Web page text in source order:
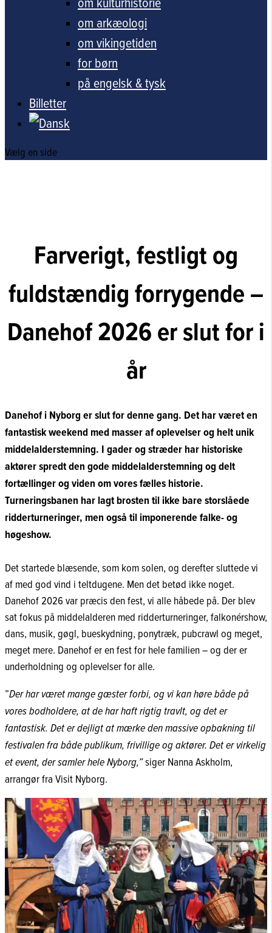
om arkæologi
om vikingetiden
for børn
på engelsk & tysk
Billetter
Vælg en side
Farverigt, festligt og
fuldstændig forrygende –
Danehof 2026 er slut for i
år
Danehof i Nyborg er slut for denne gang. Det har været en
fantastisk weekend med masser af oplevelser og helt unik
middelalderstemning. I gader og stræder har historiske
aktører spredt den gode middelalderstemning og delt
fortællinger og viden om vores fælles historie.
Turneringsbanen har lagt brosten til ikke bare storslåede
ridderturneringer, men også til imponerende falke- og
høgeshow.
Det startede blæsende, som kom solen, og derefter sluttede vi
af med god vind i teltdugene. Men det betød ikke noget.
Danehof 2026 var præcis den fest, vi alle håbede på. Der blev
sat fokus på middelalderen med ridderturneringer, falkonérshow,
dans, musik, gøgl, bueskydning, ponytræk, pubcrawl og meget,
meget mere. Danehof er en fest for hele familien – og der er
underholdning og oplevelser for alle.
”Der har været mange gæster forbi, og vi kan høre både på
vores bodholdere, at de har haft rigtig travlt, og det er
fantastisk. Det er dejligt at mærke den massive opbakning til
festivalen fra både publikum, frivillige og aktører. Det er virkelig
et event, der samler hele Nyborg,”siger Nanna Askholm,
arrangør fra Visit Nyborg.